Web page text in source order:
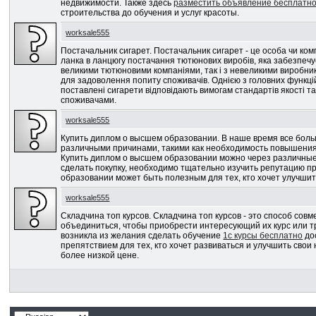
недвижимости. Также здесьразместить объявление
строительства до обучения и услуг красоты.
worksale555
Постачальник сигарет. Постачальник сигарет - це особа чи
ланка в ланцюгу постачання тютюнових виробів, яка
великими тютюновими компаніями, так і з невеликими
для задоволення попиту споживачів. Однією з головних
поставлені сигарети відповідають вимогам стандартів якості
споживачами.
worksale555
Купить диплом о высшем образовании. В наше время все
различными причинами, такими как необходимость
Купить диплом о высшем образовании можно через
сделать покупку, необходимо тщательно изучить репутацию
образовании может быть полезным для тех, кто хочет
worksale555
Складчина топ курсов. Складчина топ курсов - это способ
объединиться, чтобы приобрести интересующий их курс или
возникла из желания сделать обучение 1c курсы бесплатно
препятствием для тех, кто хочет развиваться и улучшить
более низкой цене.